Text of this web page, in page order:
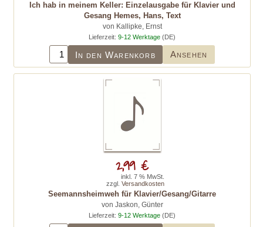
Ich hab in meinem Keller: Einzelausgabe für Klavier und
Gesang Hemes, Hans, Text
von Kallipke, Ernst
Lieferzeit: 9-12 Werktage (DE)
In den Warenkorb Ansehen
Seemannsheimweh für Klavier/Gesang/Gitarre
von Jaskon, Günter
Lieferzeit: 9-12 Werktage (DE)
2,99 €
inkl. 7 % MwSt.
zzgl. Versandkosten